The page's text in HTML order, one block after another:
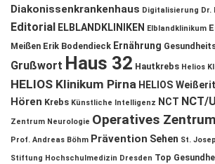
Diakonissenkrankenhaus Digitalisierung Dr.
Editorial ELBLANDKLINIKEN Elblandklinikum
Meißen Erik Bodendieck Ernährung
Grußwort Haus 32 Hautkrebs Helios
HELIOS Klinikum Pirna HELIOS
Hören Krebs Künstliche Intelligenz NCT NCT/
Zentrum Neurologie Operatives Zentrum
Prof. Andreas Böhm Prävention Sehen St.
Stiftung Hochschulmedizin Dresden Top